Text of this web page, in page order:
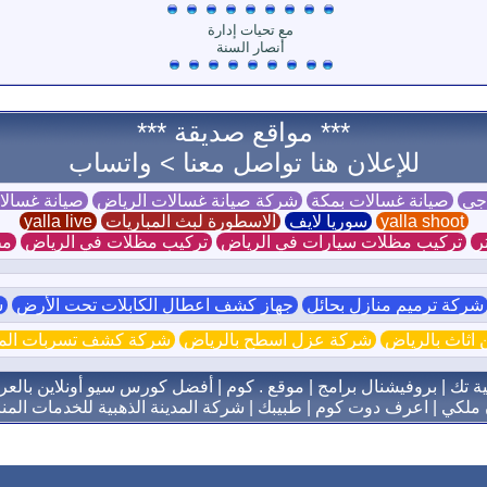
مع تحيات إدارة
أنصار السنة
*** مواقع صديقة ***
للإعلان هنا تواصل معنا > واتساب
جي صيانة غسالات بمكة شركة صيانة غسالات الرياض صيانة
yalla shoot
سوريا لايف الاسطورة لبث المباريات yalla live
تركيب مظلات سيارات في الرياض تركيب مظلات في الرياض
شركة ترميم منازل بحائل جهاز كشف اعطال الكابلات تحت الأرض
بالرياض شركة عزل اسطح بالرياض شركة كشف تسربات
تك بروفيشنال برامج موقع . كوم أفضل كورس سيو أونلاين
ملكي اعرف دوت كوم طبيبك شركة المدينة الذهبية للخدمات